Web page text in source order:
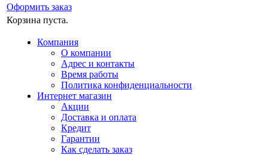
Оформить заказ
Корзина пуста.
Компания
О компании
Адрес и контакты
Время работы
Политика конфиденциальности
Интернет магазин
Акции
Доставка и оплата
Кредит
Гарантии
Как сделать заказ